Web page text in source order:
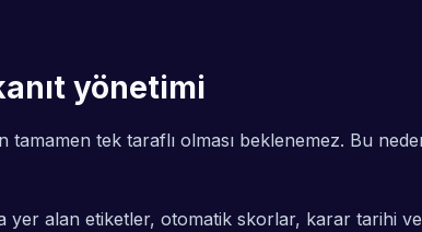
yönetimi
tamamen tek taraflı olması beklenemez. Bu
yer alan etiketler, otomatik skorlar, karar tarihi